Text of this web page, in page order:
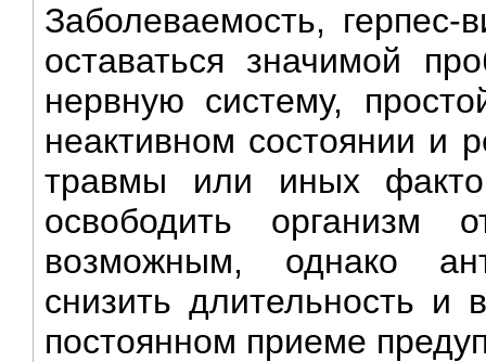
Заболеваемость,
оставаться значимой
нервную систему,
неактивном состоянии и
травмы или иных
освободить организм
возможным, однако
снизить длительность и
постоянном приеме